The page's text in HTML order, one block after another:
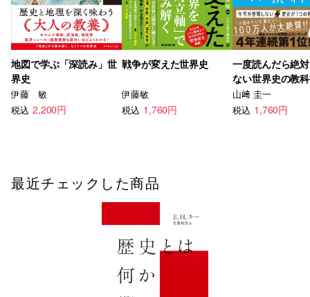
地図で学ぶ「深読み」世
界史
伊藤 敏
税込 2,200円
戦争が変えた世界史
伊藤敏
税込 1,760円
一度読んだら絶
ない世界史の教
山﨑 圭一
税込 1,760円
最近チェックした商品